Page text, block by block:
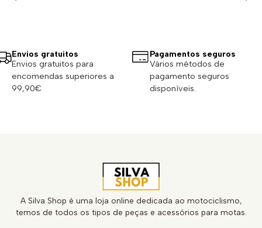
Envios gratuitos
Envios gratuitos para
encomendas superiores a
99,90€
Pagamentos seguros
Vários métodos de
pagamento seguros
disponíveis.
A Silva Shop é uma loja online dedicada ao motociclismo,
temos de todos os tipos de peças e acessórios para motas.